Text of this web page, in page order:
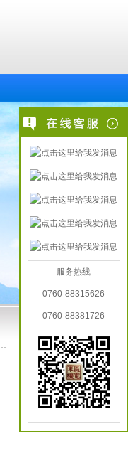
服务热线
0760-88315626
0760-88381726